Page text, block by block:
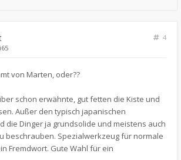
4
von Marten, oder??
schon erwähnte, gut fetten die Kiste und
Außer den typisch japanischen
die Dinger ja grundsolide und meistens auch
beschrauben. Spezialwerkzeug für normale
Fremdwort. Gute Wahl für ein